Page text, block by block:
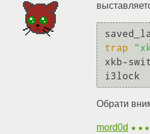
trap
xkb-
Обрати
mord0d